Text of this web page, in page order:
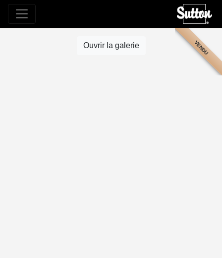
VENDU
Ouvrir la galerie